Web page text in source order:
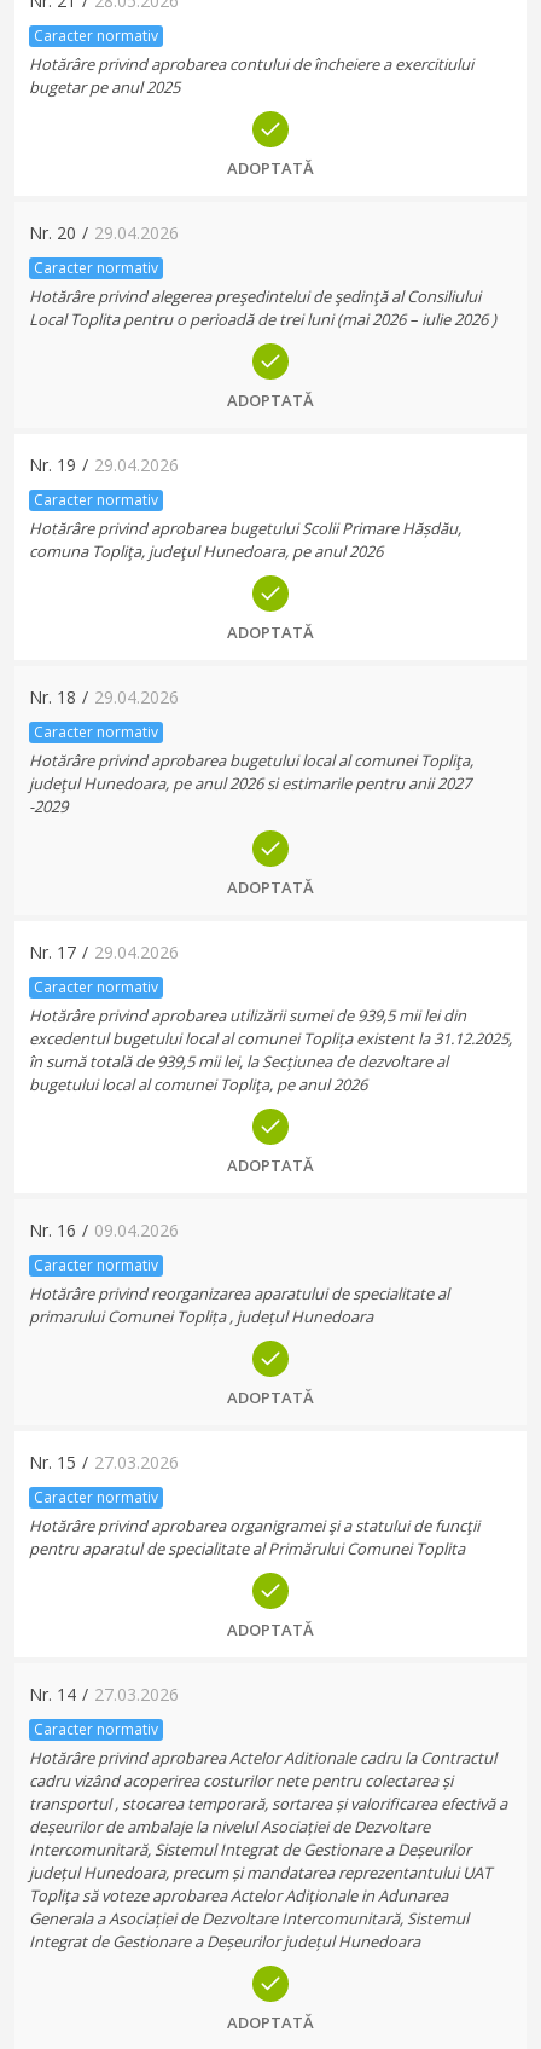
Caracter normativ
Hotărâre privind aprobarea contului de încheiere a exercitiului
bugetar pe anul 2025
ADOPTATĂ
Nr. 20 / 29.04.2026
Caracter normativ
Hotărâre privind alegerea preşedintelui de şedinţă al Consiliului
Local Toplita pentru o perioadă de trei luni (mai 2026 – iulie 2026 )
ADOPTATĂ
Nr. 19 / 29.04.2026
Caracter normativ
Hotărâre privind aprobarea bugetului Scolii Primare Hășdău,
comuna Topliţa, judeţul Hunedoara, pe anul 2026
ADOPTATĂ
Nr. 18 / 29.04.2026
Caracter normativ
Hotărâre privind aprobarea bugetului local al comunei Topliţa,
judeţul Hunedoara, pe anul 2026 si estimarile pentru anii 2027
-2029
ADOPTATĂ
Nr. 17 / 29.04.2026
Caracter normativ
Hotărâre privind aprobarea utilizării sumei de 939,5 mii lei din
excedentul bugetului local al comunei Toplița existent la 31.12.2025,
în sumă totală de 939,5 mii lei, la Secțiunea de dezvoltare al
bugetului local al comunei Topliţa, pe anul 2026
ADOPTATĂ
Nr. 16 / 09.04.2026
Caracter normativ
Hotărâre privind reorganizarea aparatului de specialitate al
primarului Comunei Toplița , județul Hunedoara
ADOPTATĂ
Nr. 15 / 27.03.2026
Caracter normativ
Hotărâre privind aprobarea organigramei şi a statului de funcţii
pentru aparatul de specialitate al Primărului Comunei Toplita
ADOPTATĂ
Nr. 14 / 27.03.2026
Caracter normativ
Hotărâre privind aprobarea Actelor Aditionale cadru la Contractul
cadru vizând acoperirea costurilor nete pentru colectarea și
transportul , stocarea temporară, sortarea și valorificarea efectivă a
deșeurilor de ambalaje la nivelul Asociației de Dezvoltare
Intercomunitară, Sistemul Integrat de Gestionare a Deșeurilor
județul Hunedoara, precum și mandatarea reprezentantului UAT
Toplița să voteze aprobarea Actelor Adiționale in Adunarea
Generala a Asociației de Dezvoltare Intercomunitară, Sistemul
Integrat de Gestionare a Deșeurilor județul Hunedoara
ADOPTATĂ